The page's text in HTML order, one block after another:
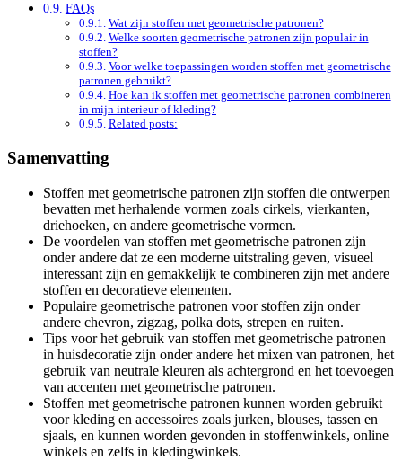
FAQs
Wat zijn stoffen met geometrische patronen?
Welke soorten geometrische patronen zijn populair in
stoffen?
Voor welke toepassingen worden stoffen met geometrische
patronen gebruikt?
Hoe kan ik stoffen met geometrische patronen combineren
in mijn interieur of kleding?
Related posts:
Samenvatting
Stoffen met geometrische patronen zijn stoffen die ontwerpen
bevatten met herhalende vormen zoals cirkels, vierkanten,
driehoeken, en andere geometrische vormen.
De voordelen van stoffen met geometrische patronen zijn
onder andere dat ze een moderne uitstraling geven, visueel
interessant zijn en gemakkelijk te combineren zijn met andere
stoffen en decoratieve elementen.
Populaire geometrische patronen voor stoffen zijn onder
andere chevron, zigzag, polka dots, strepen en ruiten.
Tips voor het gebruik van stoffen met geometrische patronen
in huisdecoratie zijn onder andere het mixen van patronen, het
gebruik van neutrale kleuren als achtergrond en het toevoegen
van accenten met geometrische patronen.
Stoffen met geometrische patronen kunnen worden gebruikt
voor kleding en accessoires zoals jurken, blouses, tassen en
sjaals, en kunnen worden gevonden in stoffenwinkels, online
winkels en zelfs in kledingwinkels.